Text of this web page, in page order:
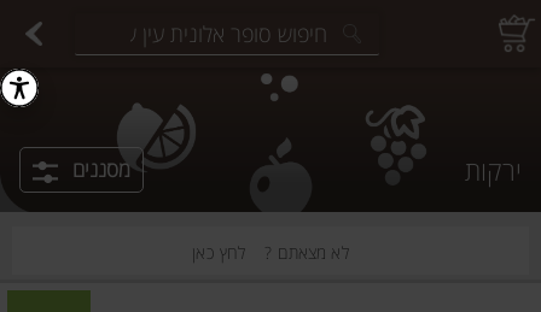
ירקות מסננים
לא מצאתם ? לחץ כאן